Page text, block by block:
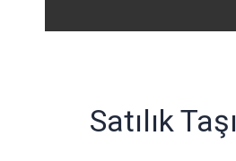
Satılık